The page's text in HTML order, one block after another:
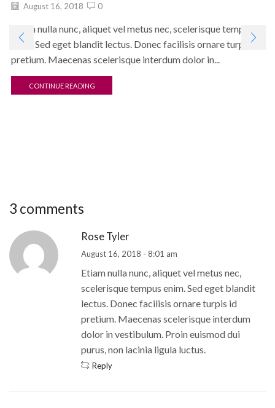
August 16, 2018 0
Etiam nulla nunc, aliquet vel metus nec, scelerisque tempus
enim. Sed eget blandit lectus. Donec facilisis ornare turpis id
pretium. Maecenas scelerisque interdum dolor in...
CONTINUE READING
3 comments
Rose Tyler
August 16, 2018 - 8:01 am
Etiam nulla nunc, aliquet vel metus nec,
scelerisque tempus enim. Sed eget blandit
lectus. Donec facilisis ornare turpis id
pretium. Maecenas scelerisque interdum
dolor in vestibulum. Proin euismod dui
purus, non lacinia ligula luctus.
Reply